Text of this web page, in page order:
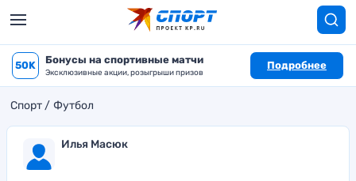
50K Бонусы на спортивные матчи
Эксклюзивные акции, розыгрыши призов
Подробнее
Спорт Футбол
Илья Масюк